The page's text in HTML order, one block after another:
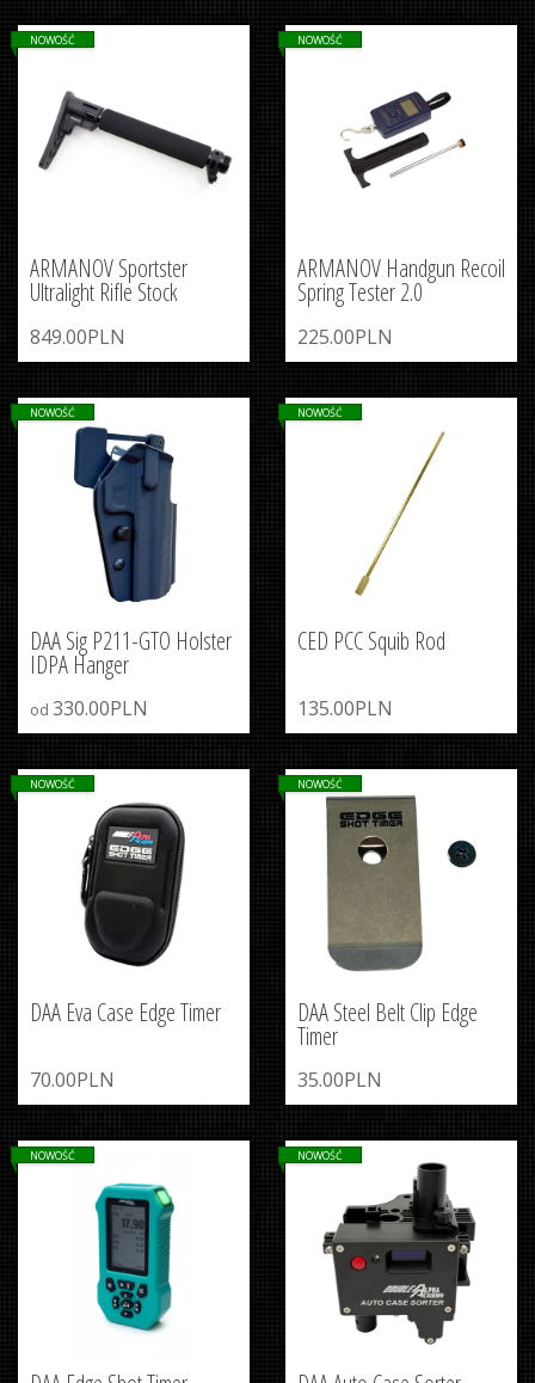
ARMANOV Sportster
Ultralight Rifle Stock
849.00PLN
NOWOŚĆ
ARMANOV Handgun Recoil
Spring Tester 2.0
225.00PLN
NOWOŚĆ
DAA Sig P211-GTO Holster
IDPA Hanger
od 330.00PLN
NOWOŚĆ
CED PCC Squib Rod
135.00PLN
NOWOŚĆ
DAA Eva Case Edge Timer
70.00PLN
NOWOŚĆ
DAA Steel Belt Clip Edge
Timer
35.00PLN
NOWOŚĆ
NOWOŚĆ NOWOŚĆ